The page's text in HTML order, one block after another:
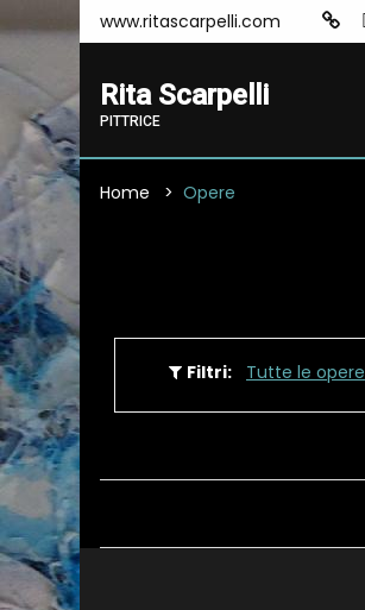
www.ritascarpelli.com
Rita Scarpelli
PITTRICE
Home Opere
Filtri: Tutte le opere